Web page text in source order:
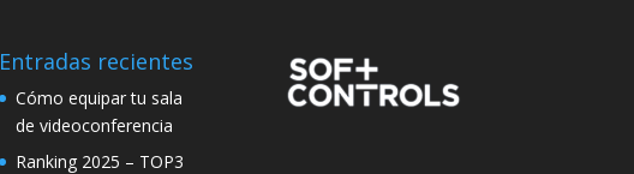
Entradas recientes
Cómo equipar tu sala
de videoconferencia
Ranking 2025 – TOP3